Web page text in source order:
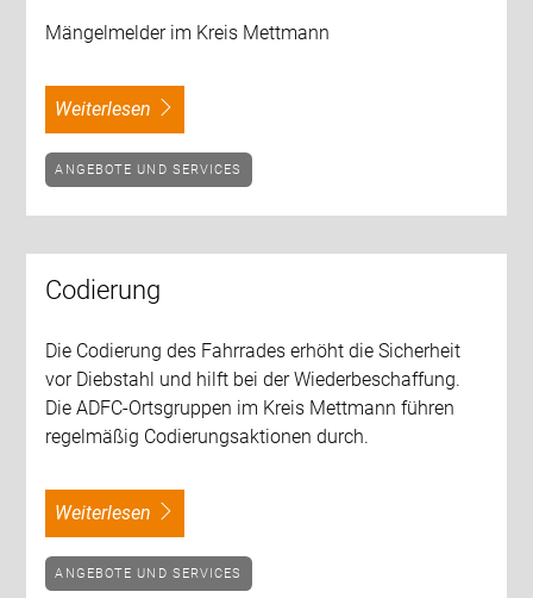
Mängelmelder im Kreis Mettmann
weiterlesen
ANGEBOTE UND SERVICES
Codierung
Die Codierung des Fahrrades erhöht die Sicherheit
vor Diebstahl und hilft bei der Wiederbeschaffung.
Die ADFC-Ortsgruppen im Kreis Mettmann führen
regelmäßig Codierungsaktionen durch.
weiterlesen
ANGEBOTE UND SERVICES